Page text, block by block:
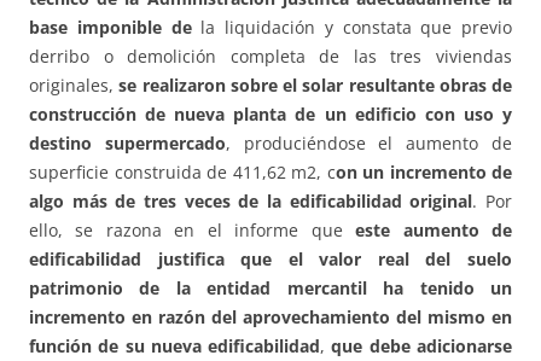
base imponible dela liquidación y constata que previo
derribo o demolición completa de las tres viviendas
originales,se realizaron sobre el solar resultante obras de
construcción de nueva planta de un edificio con uso y
destino supermercado, produciéndose el aumento de
superficie construida de 411,62 m2, con un incremento de
algo más de tres veces de la edificabilidad original. Por
ello, se razona en el informe queeste aumento de
edificabilidad justifica que el valor real del suelo
patrimonio de la entidad mercantil ha tenido un
incremento en razón del aprovechamiento del mismo en
función de su nueva edificabilidad,que debe adicionarse